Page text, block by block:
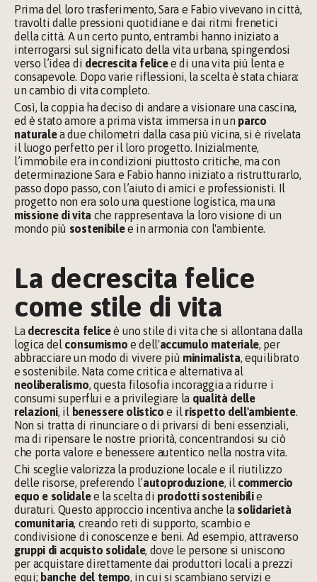
Prima del loro trasferimento, Sara e Fabio vivevano in città,
travolti dalle pressioni quotidiane e dai ritmi frenetici
della città. A un certo punto, entrambi hanno iniziato a
interrogarsi sul significato della vita urbana, spingendosi
verso l’idea di decrescita felice e di una vita più lenta e
consapevole. Dopo varie riflessioni, la scelta è stata chiara:
un cambio di vita completo.
Così, la coppia ha deciso di andare a visionare una cascina,
ed è stato amore a prima vista: immersa in un parco
naturale a due chilometri dalla casa più vicina, si è rivelata
il luogo perfetto per il loro progetto. Inizialmente,
l’immobile era in condizioni piuttosto critiche, ma con
determinazione Sara e Fabio hanno iniziato a ristrutturarlo,
passo dopo passo, con l’aiuto di amici e professionisti. Il
missione di vita che rappresentava la loro visione di un
mondo più sostenibile e in armonia con l'ambiente.
La decrescita felice
come stile di vita
La decrescita felice è uno stile di vita che si allontana dalla
logica del consumismo e dell'accumulo materiale, per
abbracciare un modo di vivere più minimalista, equilibrato
e sostenibile. Nata come critica e alternativa al
neoliberalismo, questa filosofia incoraggia a ridurre i
consumi superflui e a privilegiare la qualità delle
relazioni, il benessere olistico e il rispetto dell'ambiente.
Non si tratta di rinunciare o di privarsi di beni essenziali,
ma di ripensare le nostre priorità, concentrandosi su ciò
che porta valore e benessere autentico nella nostra vita.
Chi sceglie valorizza la produzione locale e il riutilizzo
delle risorse, preferendo l’autoproduzione, il commercio
equo e solidale e la scelta di prodotti sostenibili e
duraturi. Questo approccio incentiva anche la solidarietà
comunitaria, creando reti di supporto, scambio e
gruppi di acquisto solidale, dove le persone si uniscono
per acquistare direttamente dai produttori locali a prezzi
equi; banche del tempo, in cui si scambiano servizi e